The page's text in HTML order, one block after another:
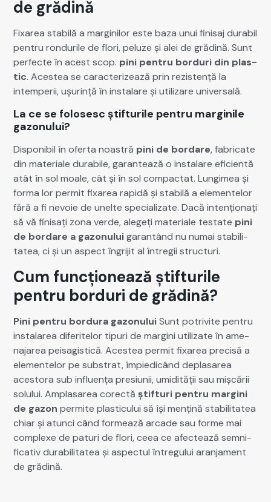
de grădină
Fixarea sta­bilă a mar­gin­ilor este baza unui fin­isaj dura­bil
pen­tru ron­durile de flori, peluze și alei de grăd­ină. Sunt
per­fecte în acest scop. pini pen­tru bor­duri din plas­
tic. Aces­tea se car­ac­ter­izează prin rezis­tență la
intem­perii, ușur­ință în insta­lare și uti­lizare uni­ver­sală.
La ce se folosesc știfturile pentru marginile
gazonului?
Disponi­bil în ofer­ta noas­tră pini de bor­dare, fab­ri­cate
din mate­ri­ale dura­bile, garan­tează o insta­lare efi­cien­tă
atât în sol moale, cât și în sol com­pactat. Lungimea și
for­ma lor per­mit fixarea rapidă și sta­bilă a ele­mentelor
fără a fi nevoie de unelte spe­cial­izate. Dacă intențion­ați
să vă fin­isați zona verde, alegeți mate­ri­ale tes­tate pini
de bor­dare a gazonu­luigaran­tând nu numai sta­bil­i­
tatea, ci și un aspect îngri­jit al întregii struc­turi.
Cum funcționează știfturile
pentru borduri de grădină?
Pini pen­tru bor­du­ra gazonu­luiSunt potriv­ite pen­tru
insta­larea diferitelor tipuri de mar­gi­ni uti­lizate în ame­
na­jarea peis­ag­is­tică. Aces­tea per­mit fixarea pre­cisă a
ele­mentelor pe sub­strat, împiedicând deplasarea
aces­to­ra sub influ­ența pre­siu­nii, umid­ității sau mișcării
solu­lui. Amplasarea corec­tăștif­turi pen­tru mar­gi­ni
de gazon per­mite plas­tic­u­lui să își mențină sta­bil­i­tatea
chiar și atun­ci când formează arcade sau forme mai
com­plexe de paturi de flori, ceea ce afectează sem­ni­
fica­tiv dura­bil­i­tatea și aspec­tul întreg­u­lui aran­ja­ment
de grăd­ină.